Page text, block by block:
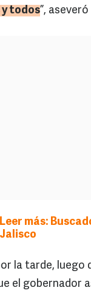
todos”,
Leer más:
Jalisco
la tarde, luego
el gobernador